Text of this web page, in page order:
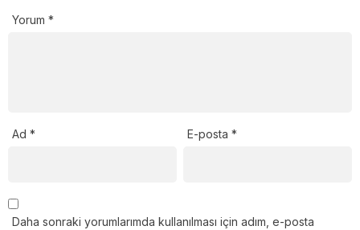
Yorum *
Ad * E-posta*
Daha sonraki yorumlarımda kullanılması için adım, e-posta